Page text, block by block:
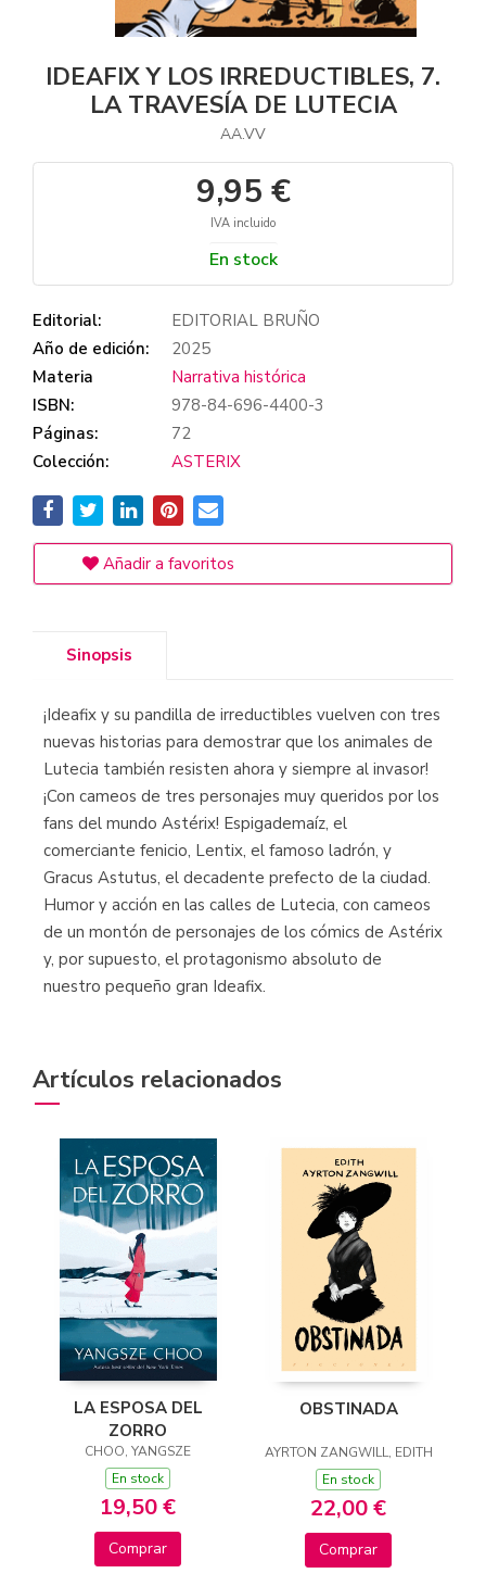
IDEAFIX Y LOS IRREDUCTIBLES, 7.
LA TRAVESÍA DE LUTECIA
AA.VV
9,95 €
IVA incluido
En stock
Editorial:
EDITORIAL BRUÑO
Año de edición:
2025
Materia
Narrativa histórica
ISBN:
978-84-696-4400-3
Páginas:
72
Colección:
ASTERIX
Añadir a favoritos
Sinopsis
¡Ideafix y su pandilla de irreductibles vuelven con tres
nuevas historias para demostrar que los animales de
Lutecia también resisten ahora y siempre al invasor!
¡Con cameos de tres personajes muy queridos por los
fans del mundo Astérix! Espigademaíz, el
comerciante fenicio, Lentix, el famoso ladrón, y
Gracus Astutus, el decadente prefecto de la ciudad.
Humor y acción en las calles de Lutecia, con cameos
de un montón de personajes de los cómics de Astérix
y, por supuesto, el protagonismo absoluto de
nuestro pequeño gran Ideafix.
Artículos relacionados
LA ESPOSA DEL
ZORRO
CHOO, YANGSZE
En stock
19,50 €
Comprar
OBSTINADA
AYRTON ZANGWILL, EDITH
En stock
22,00 €
Comprar